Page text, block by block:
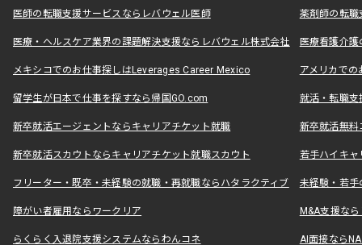
医師の転職支援サービスならレバウェル医師 薬剤師の転
医療・ヘルスケア業界の課題解決支援ならレバウェル株式会社 医療看護介
メキシコでのお仕事探しはLeverages Career Mexico アメリカで
留学生が日本で仕事を探すなら帰国GO.com 就活・転職
新卒就活エージェントならキャリアチケット就職 新卒就活無料
新卒就活スカウトならキャリアチケット就職スカウト 若手ハイキ
フリーター・既卒・未経験の就職・再就職ならハタラクティブ 未経験・若手
障がい者雇用ならワークリア M&A支援な
らくらく入退院支援システムならわんコネ AI面接なら